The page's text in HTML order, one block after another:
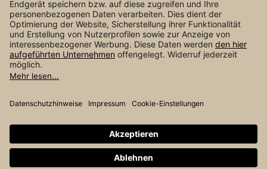
und ggf. Nachnahmegebühren, wenn
nicht anders angegeben.